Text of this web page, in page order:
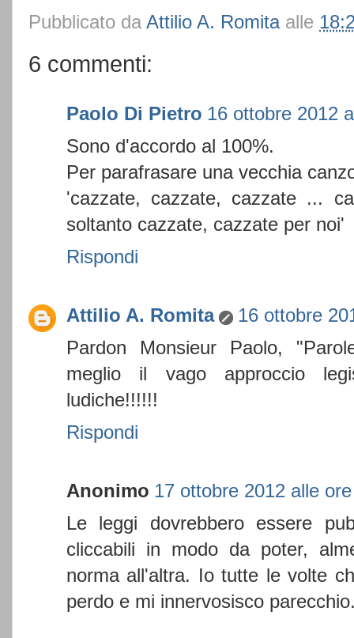
Pubblicato da Attilio A. Romita alle
6 commenti:
Paolo Di Pietro 16 ottobre 2012
Sono d'accordo al 100%.
Per parafrasare una vecchia
'cazzate, cazzate, cazzate ...
soltanto cazzate, cazzate per noi'
Rispondi
Attilio A. Romita
16 ottobre
Pardon Monsieur Paolo,
meglio il vago approccio
ludiche!!!!!!
Rispondi
Anonimo 17 ottobre 2012 alle
Le leggi dovrebbero essere
cliccabili in modo da poter,
norma all'altra. Io tutte le volte
perdo e mi innervosisco